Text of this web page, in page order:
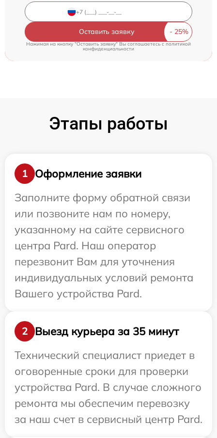
Оставить заявку
Нажимая на кнопку "Оставить заявку" Вы соглашаетесь c политикой
конфиденциальности
Этапы работы
1
Оформление заявки
Заполните форму обратной связи
или позвоните нам по номеру,
указанному на сайте сервисного
центра Pard. Наш оператор
перезвонит Вам для уточнения
индивидуальных условий ремонта
Вашего устройства Pard.
2
Выезд курьера за 35 минут
Технический специалист приедет в
оговоренные сроки для проверки
устройства Pard. В случае сложного
ремонта мы обеспечим перевозку
за наш счет в сервисный центр Pard.